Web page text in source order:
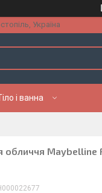
Україна
і ванна
обличчя